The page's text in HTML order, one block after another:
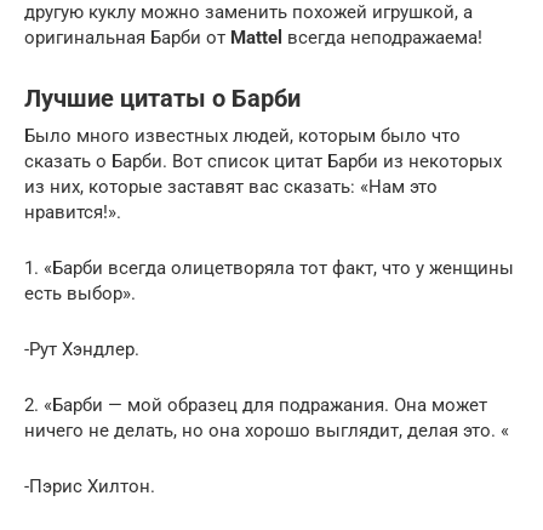
другую куклу можно заменить похожей игрушкой, а
оригинальная Барби от Mattel всегда неподражаема!
Лучшие цитаты о Барби
Было много известных людей, которым было что
сказать о Барби. Вот список цитат Барби из некоторых
из них, которые заставят вас сказать: «Нам это
нравится!».
1. «Барби всегда олицетворяла тот факт, что у женщины
есть выбор».
-Рут Хэндлер.
2. «Барби — мой образец для подражания. Она может
ничего не делать, но она хорошо выглядит, делая это. «
-Пэрис Хилтон.